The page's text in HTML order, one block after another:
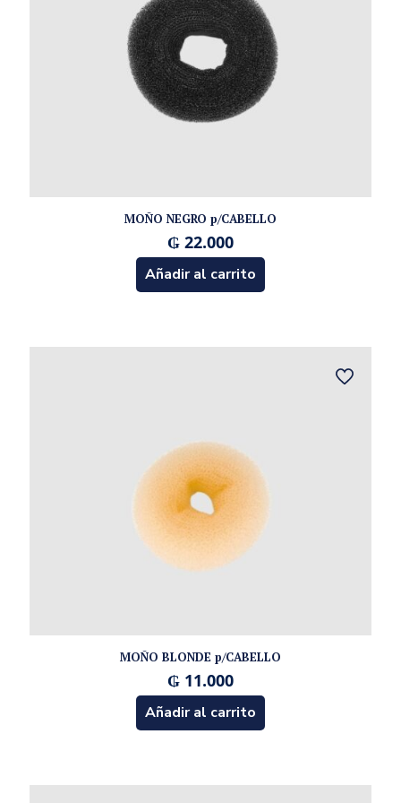
MOÑO NEGRO p/CABELLO
₲ 22.000
Añadir al carrito
MOÑO BLONDE p/CABELLO
₲ 11.000
Añadir al carrito